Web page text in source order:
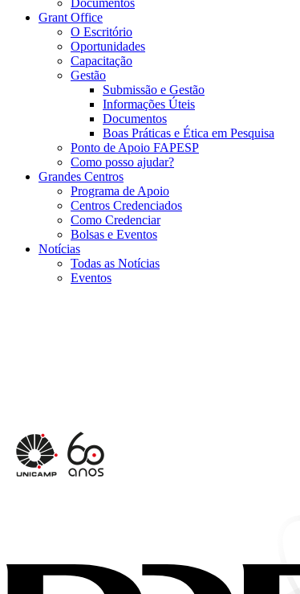
Documentos
Grant Office
O Escritório
Oportunidades
Capacitação
Gestão
Submissão e Gestão
Informações Úteis
Documentos
Boas Práticas e Ética em Pesquisa
Ponto de Apoio FAPESP
Como posso ajudar?
Grandes Centros
Programa de Apoio
Centros Credenciados
Como Credenciar
Bolsas e Eventos
Notícias
Todas as Notícias
Eventos